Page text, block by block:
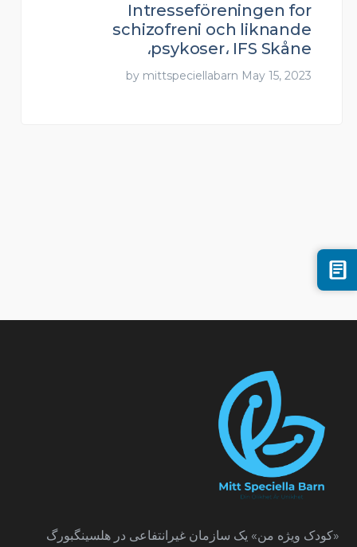
Intresseföreningen for
schizofreni och liknande
psykoser، IFS Skåne،
May 15, 2023
bymittspeciellabarn
«کودک ویژه من» یک سازمان غیرانتفاعی در هلسینگبورگ